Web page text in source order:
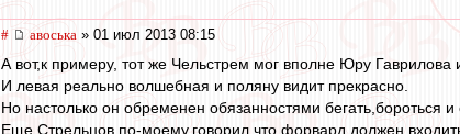
# авоська » 01 июл 2013 08:15
А вот,к примеру, тот же Чельстрем мог вполне Юру Гаврилова
И левая реально волшебная и поляну видит прекрасно.
Но настолько он обременен обязанностями бегать,бороться
Еще Стрельцов,по-моему,говорил,что форвард должен